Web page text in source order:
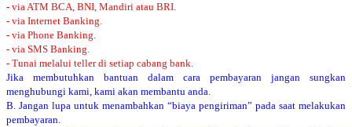
- via ATM BCA, BNI, Mandiri atau BRI.
- via Internet Banking.
- via Phone Banking.
- via SMS Banking.
- Tunai melalui teller di setiap cabang bank.
Jika membutuhkan bantuan dalam cara pembayaran jangan sungkan
menghubungi kami, kami akan membantu anda.
B. Jangan lupa untuk menambahkan “biaya pengiriman” pada saat melakukan
pembayaran.